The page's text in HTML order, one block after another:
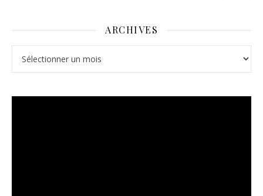
ARCHIVES